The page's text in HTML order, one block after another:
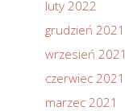
luty 2022
grudzień 2021
wrzesień 2021
czerwiec 2021
marzec 2021